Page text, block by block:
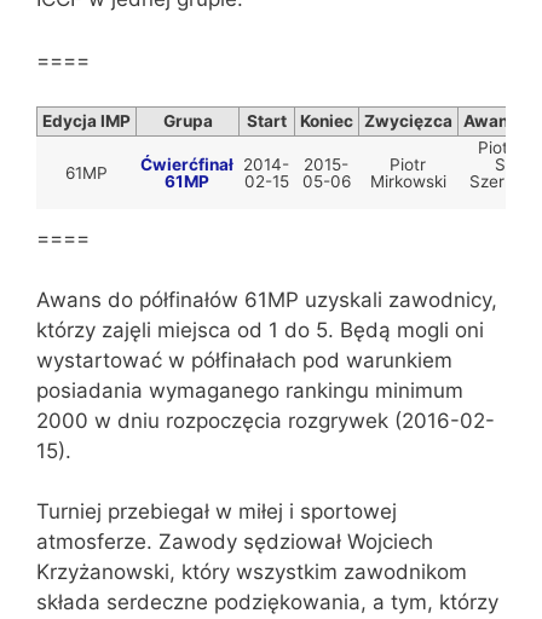
====
Edycja IMP Grupa Start Koniec Zwycięzca
61MP
Ćwierćfinał
61MP
2014-
02-15
2015-
05-06
Piotr
Mirkowski
Piotr
Szerlak,
====
Awans do półfinałów 61MP uzyskali zawodnicy,
którzy zajęli miejsca od 1 do 5. Będą mogli oni
wystartować w półfinałach pod warunkiem
posiadania wymaganego rankingu minimum
2000 w dniu rozpoczęcia rozgrywek (2016-02-
15).
Turniej przebiegał w miłej i sportowej
atmosferze. Zawody sędziował Wojciech
Krzyżanowski, który wszystkim zawodnikom
składa serdeczne podziękowania, a tym, którzy